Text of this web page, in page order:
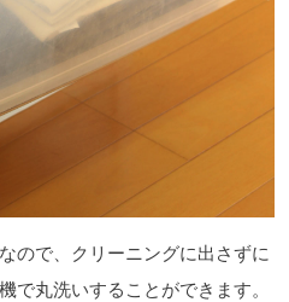
ので、クリーニングに出さずに
で丸洗いすることができます。